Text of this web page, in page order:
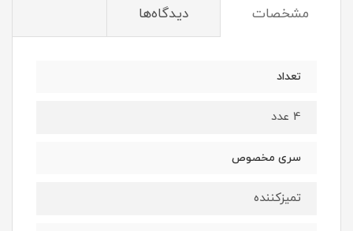
مشخصات دیدگاه‌ها
تعداد
4 عدد
سری مخصوص
تمیزکننده